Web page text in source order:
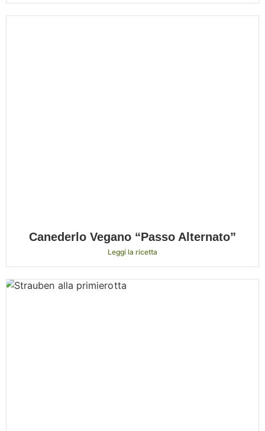
Canederlo Vegano “Passo Alternato”
Leggi la ricetta